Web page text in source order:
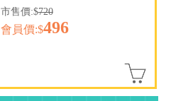
市售價:$720
會員價:$496